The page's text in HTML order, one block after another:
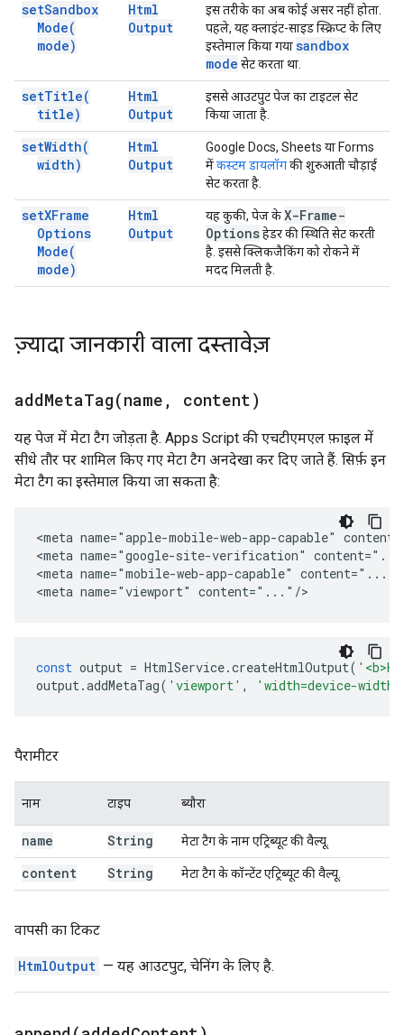
setSandbox
Mode(
mode)
Html
Output
इस तरीके का अब कोई असर नहीं होता.
पहले, यह क्लाइंट-साइड स्क्रिप्ट के लिए
इस्तेमाल किया गयाsandbox
mode सेट करता था.
setTitle(
title)
Html
Output
इससे आउटपुट पेज का टाइटल सेट
किया जाता है.
setWidth(
width)
Html
Output
Google Docs, Sheets या Forms
मेंकस्टम डायलॉगकी शुरुआती चौड़ाई
सेट करता है.
setXFrame
Options
Mode(
mode)
Html
Output
यह कुकी, पेज केX-Frame-
Optionsहेडर की स्थिति सेट करती
है. इससे क्लिकजैकिंग को रोकने में
मदद मिलती है.
ज़्यादा जानकारी वाला दस्तावेज़
addMetaTag(name , content)
यह पेज में मेटा टैग जोड़ता है. Apps Script की एचटीएमएल फ़ाइल में
सीधे तौर पर शामिल किए गए मेटा टैग अनदेखा कर दिए जाते हैं. सिर्फ़ इन
मेटा टैग का इस्तेमाल किया जा सकता है:
<meta name="apple-mobile-web-app-capable"
<meta name="google-site-verification"
<meta name="mobile-web-app-capable"
<meta name="viewport" content="..."/>
const output = HtmlService.createHtmlOutput(
output.addMetaTag( 'viewport' , 'width=device-
पैरामीटर
नाम टाइप ब्यौरा
name String मेटा टैग के नाम एट्रिब्यूट की वैल्यू.
content String मेटा टैग के कॉन्टेंट एट्रिब्यूट की वैल्यू.
वापसी का टिकट
HtmlOutput — यह आउटपुट, चेनिंग के लिए है.